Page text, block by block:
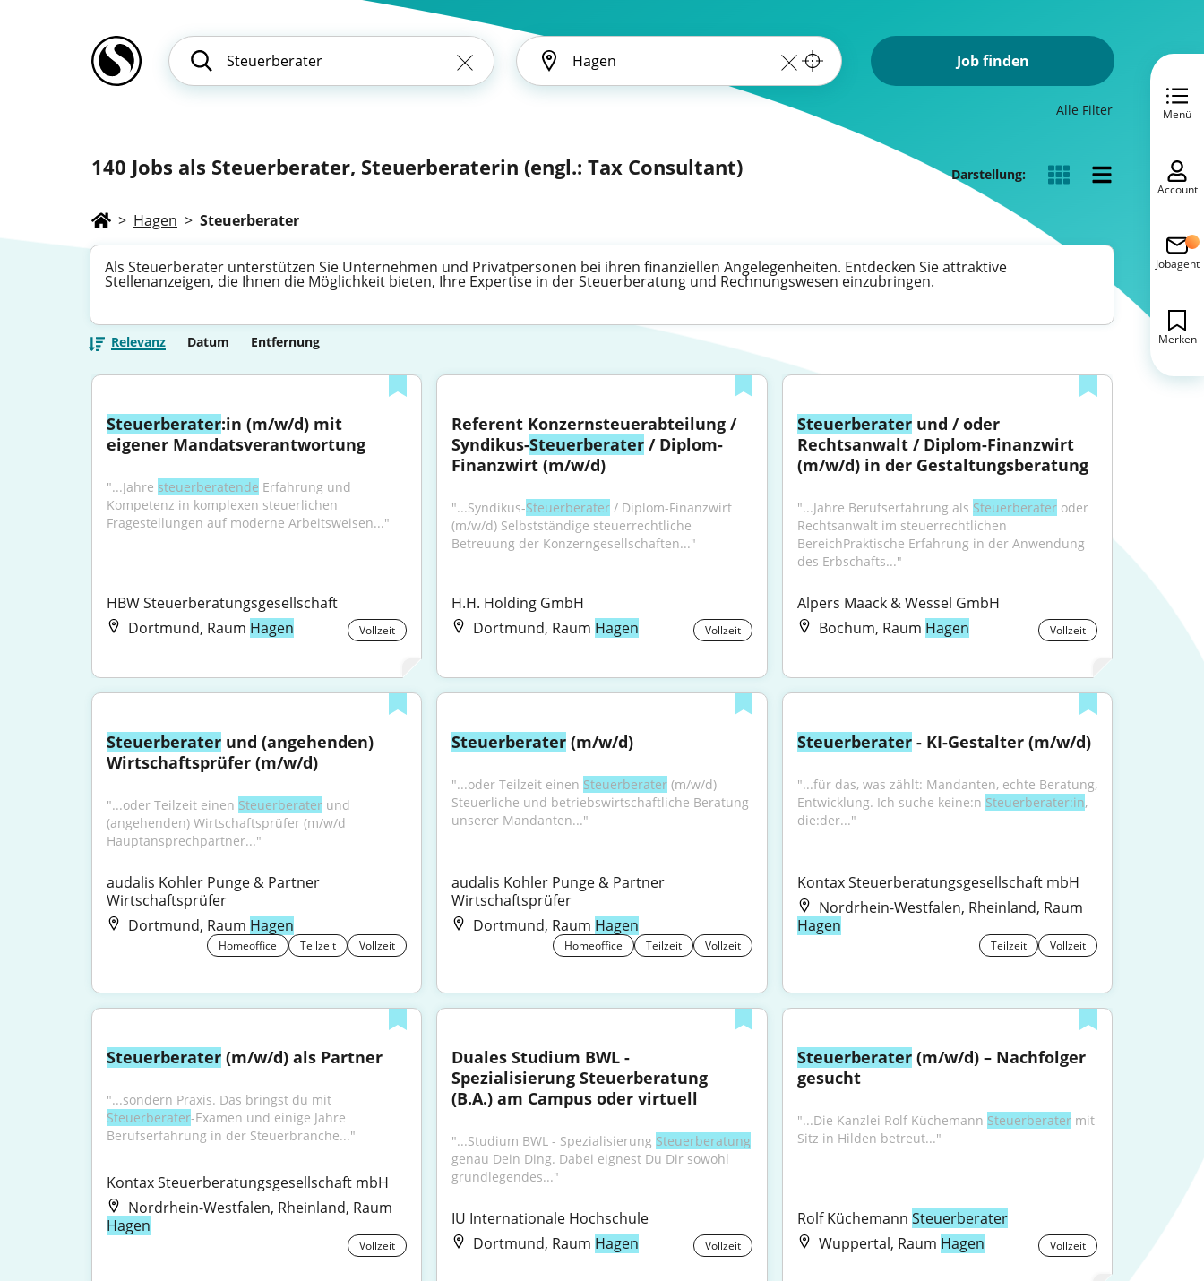
Job finden
Alle Filter
140 Jobs als Steuerberater, Steuerberaterin (engl.: Tax Consultant) Darstellung:
> Hagen > Steuerberater
Als Steuerberater unterstützen Sie Unternehmen und Privatpersonen bei ihren finanziellen Angelegenheiten. Entdecken Sie attraktive
Stellenanzeigen, die Ihnen die Möglichkeit bieten, Ihre Expertise in der Steuerberatung und Rechnungswesen einzubringen.
Relevanz Datum Entfernung
Steuerberater:in (m/w/d) mit
eigener Mandatsverantwortung
"...Jahre steuerberatende Erfahrung und
Kompetenz in komplexen steuerlichen
Fragestellungen auf moderne Arbeitsweisen..."
HBW Steuerberatungsgesellschaft
Dortmund, Raum Hagen Vollzeit
Referent Konzernsteuerabteilung /
Syndikus-Steuerberater / Diplom-
Finanzwirt (m/w/d)
"...Syndikus-Steuerberater / Diplom-Finanzwirt
(m/w/d) Selbstständige steuerrechtliche
Betreuung der Konzerngesellschaften..."
H.H. Holding GmbH
Dortmund, Raum Hagen Vollzeit
Steuerberater und / oder
Rechtsanwalt / Diplom-Finanzwirt
(m/w/d) in der Gestaltungsberatung
"...Jahre Berufserfahrung als Steuerberater oder
Rechtsanwalt im steuerrechtlichen
BereichPraktische Erfahrung in der Anwendung
des Erbschafts..."
Alpers Maack & Wessel GmbH
Bochum, Raum Hagen Vollzeit
Steuerberater und (angehenden)
Wirtschaftsprüfer (m/w/d)
"...oder Teilzeit einen Steuerberater und
(angehenden) Wirtschaftsprüfer (m/w/d
Hauptansprechpartner..."
audalis Kohler Punge & Partner
Wirtschaftsprüfer
Dortmund, Raum Hagen
Homeoffice Teilzeit Vollzeit
Steuerberater (m/w/d)
"...oder Teilzeit einen Steuerberater (m/w/d)
Steuerliche und betriebswirtschaftliche Beratung
unserer Mandanten..."
audalis Kohler Punge & Partner
Wirtschaftsprüfer
Dortmund, Raum Hagen
Homeoffice Teilzeit Vollzeit
Steuerberater - KI-Gestalter (m/w/d)
"...für das, was zählt: Mandanten, echte Beratung,
Entwicklung. Ich suche keine:n Steuerberater:in,
die:der..."
Kontax Steuerberatungsgesellschaft mbH
Nordrhein-Westfalen, Rheinland, Raum
Hagen
Teilzeit Vollzeit
Steuerberater (m/w/d) als Partner
Steuerberater-Examen und einige Jahre
Berufserfahrung in der Steuerbranche..."
Kontax Steuerberatungsgesellschaft mbH
Nordrhein-Westfalen, Rheinland, Raum
Hagen
Vollzeit
Duales Studium BWL -
Spezialisierung Steuerberatung
(B.A.) am Campus oder virtuell
"...Studium BWL - Spezialisierung Steuerberatung
genau Dein Ding. Dabei eignest Du Dir sowohl
grundlegendes..."
IU Internationale Hochschule
Dortmund, Raum Hagen Vollzeit
Steuerberater (m/w/d) – Nachfolger
gesucht
"...Die Kanzlei Rolf Küchemann Steuerberater mit
Sitz in Hilden betreut..."
Rolf Küchemann Steuerberater
Wuppertal, Raum Hagen Vollzeit
Menü
Account
Jobagent
Merken